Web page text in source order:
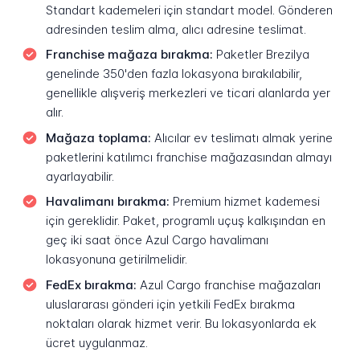
Standart kademeleri için standart model. Gönderen
adresinden teslim alma, alıcı adresine teslimat.
Franchise mağaza bırakma: Paketler Brezilya
genelinde 350'den fazla lokasyona bırakılabilir,
genellikle alışveriş merkezleri ve ticari alanlarda yer
alır.
Mağaza toplama: Alıcılar ev teslimatı almak yerine
paketlerini katılımcı franchise mağazasından almayı
ayarlayabilir.
Havalimanı bırakma: Premium hizmet kademesi
için gereklidir. Paket, programlı uçuş kalkışından en
geç iki saat önce Azul Cargo havalimanı
lokasyonuna getirilmelidir.
FedEx bırakma: Azul Cargo franchise mağazaları
uluslararası gönderi için yetkili FedEx bırakma
noktaları olarak hizmet verir. Bu lokasyonlarda ek
ücret uygulanmaz.